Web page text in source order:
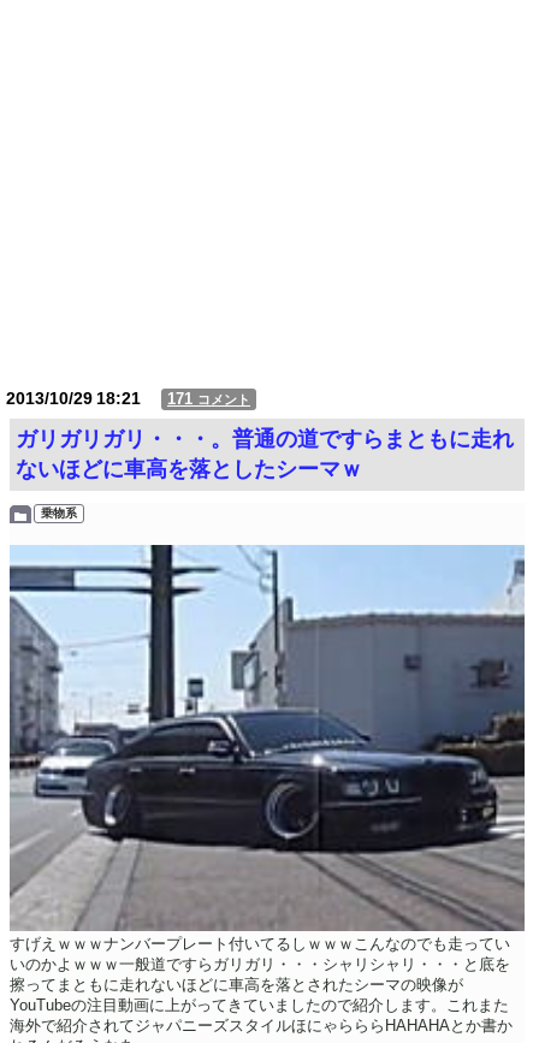
2013/10/2918:21 171 コメント
ガリガリガリ・・・。普通の道ですらまともに走れ
ないほどに車高を落としたシーマｗ
乗物系
すげえｗｗｗナンバープレート付いてるしｗｗｗこんなのでも走ってい
いのかよｗｗｗ一般道ですらガリガリ・・・シャリシャリ・・・と底を
擦ってまともに走れないほどに車高を落とされたシーマの映像が
YouTubeの注目動画に上がってきていましたので紹介します。これまた
海外で紹介されてジャパニーズスタイルほにゃらららHAHAHAとか書か